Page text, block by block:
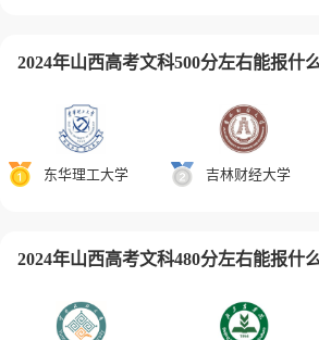
2024年山西高考文科500分左右能报什
东华理工大学 吉林财经大学
2024年山西高考文科480分左右能报什